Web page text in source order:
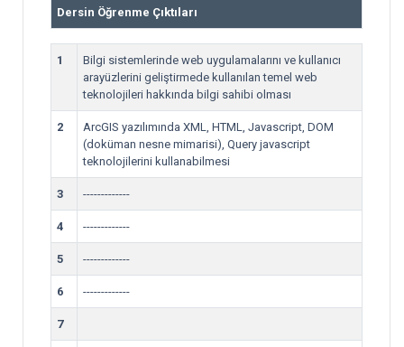
Dersin Öğrenme Çıktıları
1
Bilgi sistemlerinde web uygulamalarını ve kullanıcı
arayüzlerini geliştirmede kullanılan temel web
teknolojileri hakkında bilgi sahibi olması
2
ArcGIS yazılımında XML, HTML, Javascript, DOM
(doküman nesne mimarisi), Query javascript
teknolojilerini kullanabilmesi
3 -------------
4 -------------
5 -------------
6 -------------
7